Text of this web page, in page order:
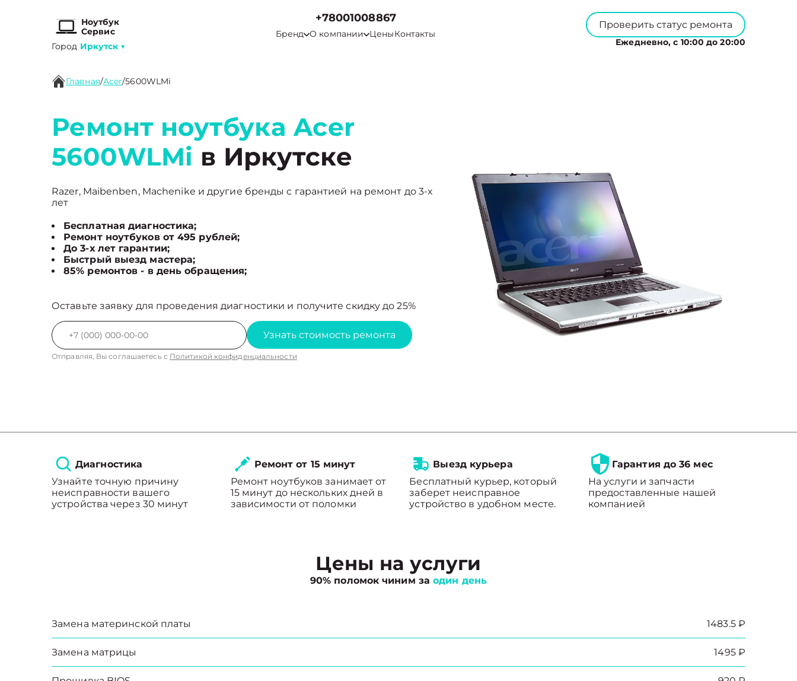
Ноутбук
Сервис
Город Иркутск ▼
+78001008867
Бренд О компании ЦеныКонтакты
Проверить статус ремонта
Ежедневно, с 10:00 до 20:00
Главная/Acer/5600WLMi
Ремонт ноутбука Acer
5600WLMi в Иркутске
Razer, Maibenben, Machenike и другие бренды с гарантией на ремонт до 3-х
лет
Бесплатная диагностика;
Ремонт ноутбуков от 495 рублей;
До 3-х лет гарантии;
Быстрый выезд мастера;
85% ремонтов - в день обращения;
Оставьте заявку для проведения диагностики и получите скидку до 25%
Узнать стоимость ремонта
Отправляя, Вы соглашаетесь с Политикой конфиденциальности
Диагностика
Узнайте точную причину
неисправности вашего
устройства через 30 минут
Ремонт от 15 минут
Ремонт ноутбуков занимает от
15 минут до нескольких дней в
зависимости от поломки
Выезд курьера
Бесплатный курьер, который
заберет неисправное
устройство в удобном месте.
Гарантия до 36 мес
На услуги и запчасти
предоставленные нашей
компанией
Цены на услуги
90% поломок чиним заодин день
Замена материнской платы 1483.5 ₽
Замена матрицы 1495 ₽